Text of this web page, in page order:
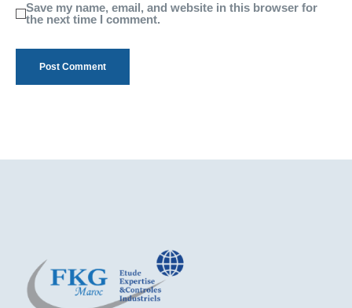
Save my name, email, and website in this browser for
the next time I comment.